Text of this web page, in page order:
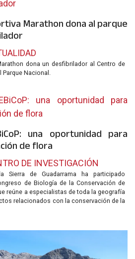
Marathon dona al parque
dona un desfibrilador al Centro de
Parque Nacional.
una oportunidad para
de flora
DE INVESTIGACIÓN
Sierra de Guadarrama ha participado
de Biología de la Conservación de
reúne a especialistas de toda la geografía
relacionados con la conservación de la